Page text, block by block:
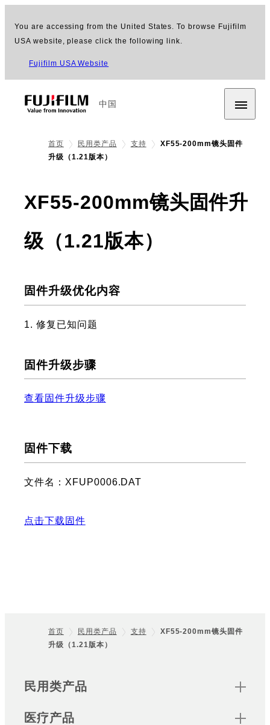
You are accessing from the United States. To browse Fujifilm
USA website, please click the following link.
Fujifilm USA Website
中国
首页 民用类产品 支持
XF55-200mm镜头固件
升级（1.21版本）
XF55-200mm镜头固件升
级（1.21版本）
固件升级优化内容
1. 修复已知问题
固件升级步骤
查看固件升级步骤
固件下载
文件名：XFUP0006.DAT
点击下载固件
Footer
首页 民用类产品 支持
XF55-200mm镜头固件
升级（1.21版本）
Sitemap
民用类产品
医疗产品